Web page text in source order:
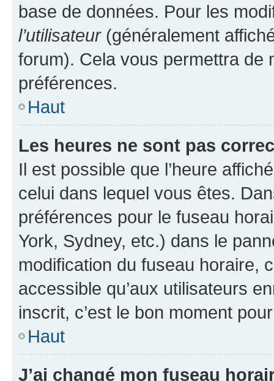
base de données. Pour les
l’utilisateur(généralement
forum). Cela vous permettra de
préférences.
Haut
Les heures ne sont pas
Il est possible que l’heure
celui dans lequel vous êtes.
préférences pour le fuseau
York, Sydney, etc.) dans le
modification du fuseau horaire,
accessible qu’aux utilisateurs
inscrit, c’est le bon moment
Haut
J’ai changé mon fuseau